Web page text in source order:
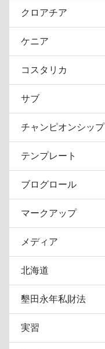
クロアチア
ケニア
コスタリカ
サブ
チャンピオンシップ
テンプレート
ブログロール
マークアップ
メディア
北海道
墾田永年私財法
実習